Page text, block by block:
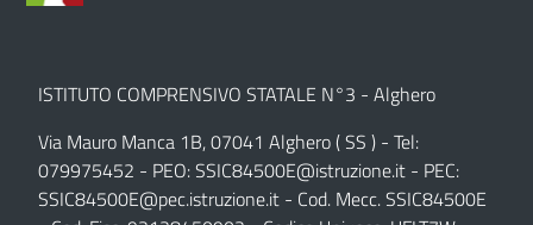
ISTITUTO COMPRENSIVO STATALE N°3 - Alghero
Via Mauro Manca 1B, 07041 Alghero ( SS ) - Tel:
079975452 - PEO:SSIC84500E@istruzione.it - PEC:
SSIC84500E@pec.istruzione.it - Cod. Mecc. SSIC84500E